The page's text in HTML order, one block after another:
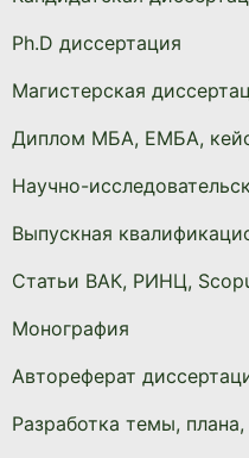
Ph.D диссертация
Магистерская
Диплом МБА, ЕМБА,
Научно-
Выпускная
Статьи ВАК, РИНЦ,
Монография
Автореферат
Разработка темы,